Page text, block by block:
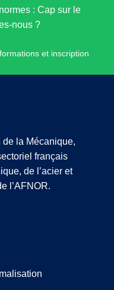
: Cap sur le
nous ?
et inscription
de la Mécanique,
français
de l’acier et
l’AFNOR.